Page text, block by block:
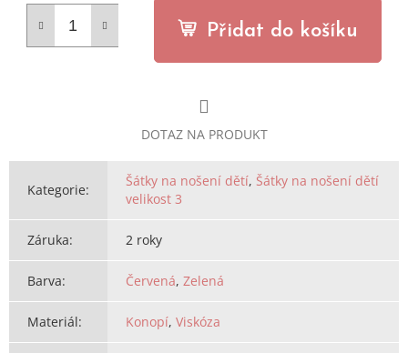
Přidat do košíku
DOTAZ NA PRODUKT
Kategorie:
Šátky na nošení dětí, Šátky na nošení dětí
velikost 3
Záruka: 2 roky
Barva: Červená, Zelená
Materiál: Konopí, Viskóza